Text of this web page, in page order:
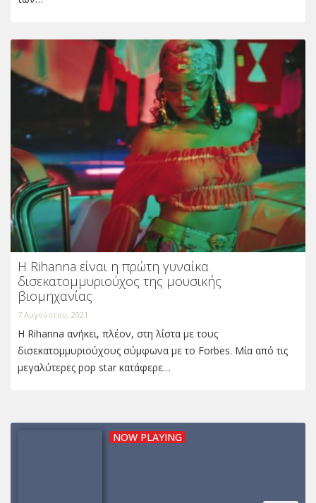
Η Rihanna είναι η πρώτη γυναίκα
δισεκατομμυριούχος της μουσικής
βιομηχανίας
7 Αυγούστου, 2021
Η Rihanna ανήκει, πλέον, στη λίστα με τους
δισεκατομμυριούχους σύμφωνα με το Forbes. Μία από τις
μεγαλύτερες pop star κατάφερε…
NOW PLAYING